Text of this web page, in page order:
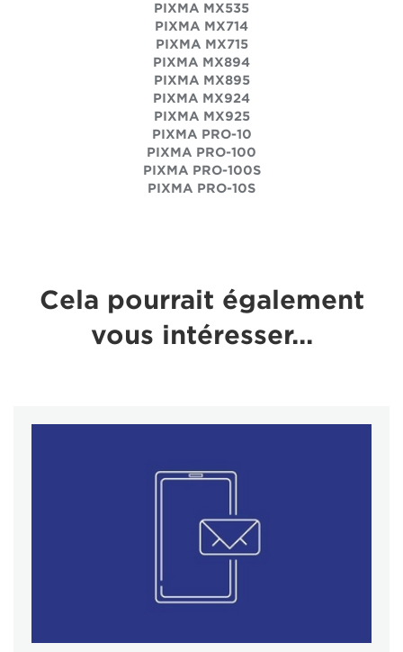
PIXMA MX535
PIXMA MX714
PIXMA MX715
PIXMA MX894
PIXMA MX895
PIXMA MX924
PIXMA MX925
PIXMA PRO-10
PIXMA PRO-100
PIXMA PRO-100S
PIXMA PRO-10S
Cela pourrait également
vous intéresser...